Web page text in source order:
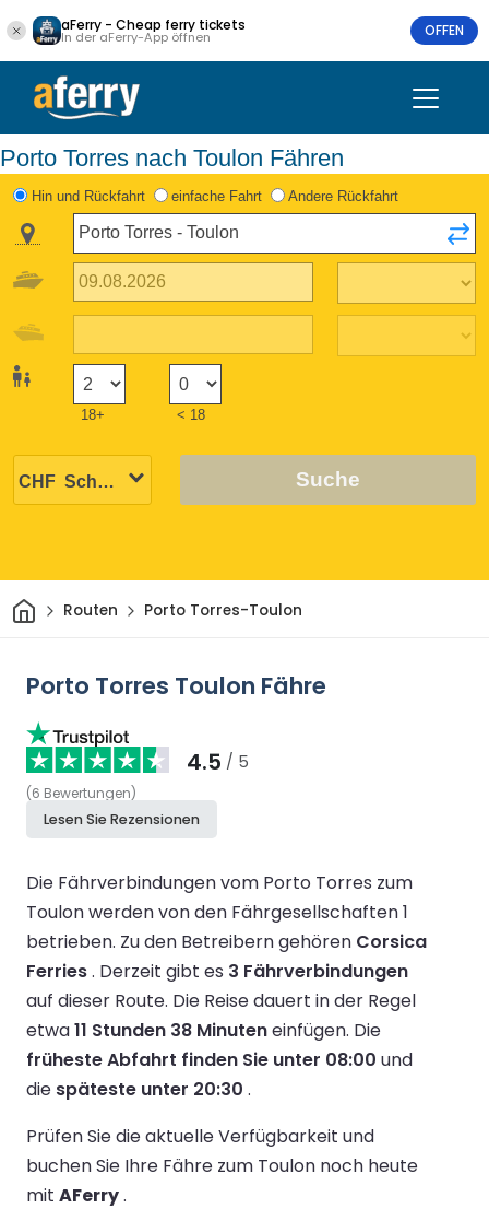
aFerry - Cheap ferry tickets
In der aFerry-App öffnen OFFEN
Porto Torres nach Toulon Fähren
Hin und Rückfahrt einfache Fahrt Andere Rückfahrt
18+ < 18
Suche
HeimRouten Porto Torres-Toulon
Porto Torres Toulon Fähre
4.5 / 5
(6 Bewertungen)
Lesen Sie Rezensionen
Die Fährverbindungen vom Porto Torres zum
Toulon werden von den Fährgesellschaften 1
betrieben. Zu den Betreibern gehören Corsica
Ferries. Derzeit gibt es 3 Fährverbindungen
auf dieser Route. Die Reise dauert in der Regel
etwa11 Stunden 38 Minuteneinfügen. Die
früheste Abfahrt finden Sie unter 08:00 und
die späteste unter 20:30 .
Prüfen Sie die aktuelle Verfügbarkeit und
buchen Sie Ihre Fähre zum Toulon noch heute
mit AFerry.